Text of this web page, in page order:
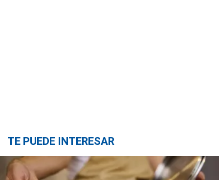
TE PUEDE INTERESAR